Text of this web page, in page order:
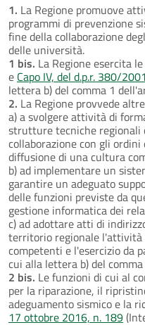
1. La Regione promuove
programmi di prevenzione
fine della collaborazione
delle università.
1 bis. La Regione esercita
e Capo IV, del d.p.r. 380/2001
lettera b) del comma 1
2. La Regione provvede
a) a svolgere attività di
strutture tecniche regionali
collaborazione con gli
diffusione di una cultura
b) ad implementare un
garantire un adeguato
delle funzioni previste da
gestione informatica dei
c) ad adottare atti di
territorio regionale
competenti e l'esercizio da
cui alla lettera b) del
2 bis. Le funzioni di cui al
per la riparazione, il
adeguamento sismico e la
17 ottobre 2016, n. 189